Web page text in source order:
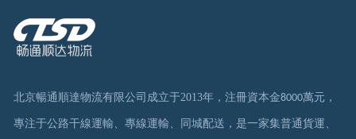
北京暢通順達物流有限公司成立于2013年，注冊資本金8000萬元，
專注于公路干線運輸、專線運輸、同城配送，是一家集普通貨運、